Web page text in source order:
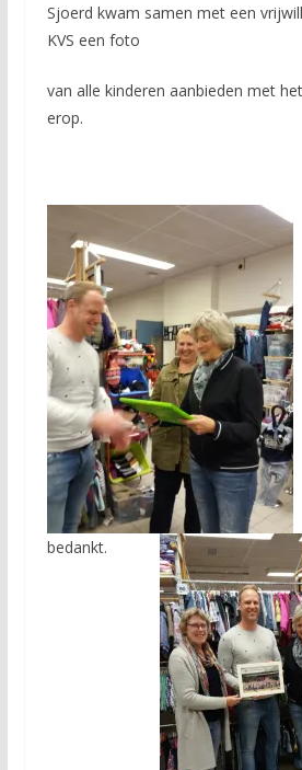
Sjoerd kwam samen met een
KVS een foto
van alle kinderen aanbieden met
erop.
bedankt.